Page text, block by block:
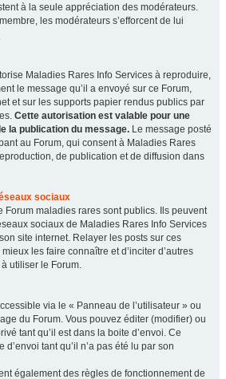
à la seule appréciation des modérateurs.
les modérateurs s’efforcent de lui
Maladies Rares Info Services à reproduire,
le message qu’il a envoyé sur ce Forum,
et sur les supports papier rendus publics par
Cette autorisation est valable pour une
la publication du message. Le message posté
au Forum, qui consent à Maladies Rares
de publication et de diffusion dans
sociaux
Forum maladies rares sont publics. Ils peuvent
sociaux de Maladies Rares Info Services
site internet. Relayer les posts sur ces
les faire connaître et d’inciter d’autres
utiliser le Forum.
via le « Panneau de l’utilisateur » ou
du Forum. Vous pouvez éditer (modifier) ou
tant qu’il est dans la boite d’envoi. Ce
tant qu’il n’a pas été lu par son
également des règles de fonctionnement de